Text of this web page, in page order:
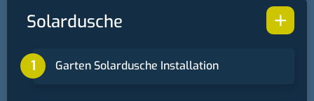
+
Solardusche
Garten Solardusche Installation